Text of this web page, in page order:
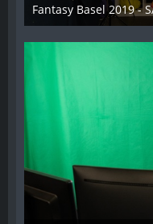
Fantasy Basel 2019 -
21. Mai 2019